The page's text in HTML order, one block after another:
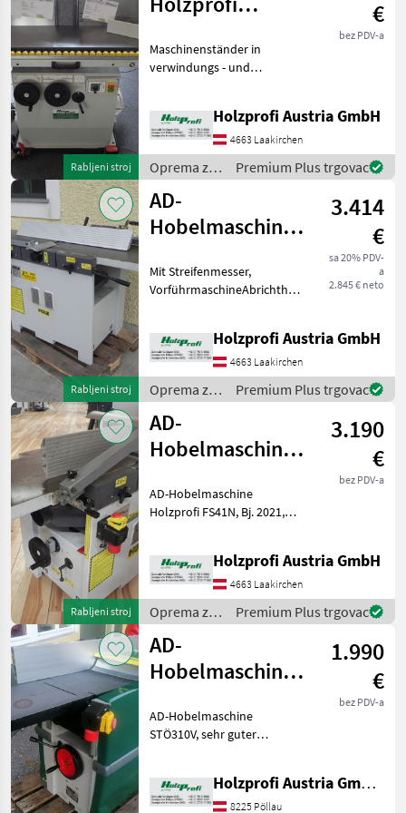
Holzprofi
Rabljeni stroj
VORFÜHR
€
bez PDV-a
Maschinenständer in
verwindungs - und
Schleifaggregat mittels
Handrad bis 45° verstellbar.
Schleifband - Oszillation m
Holzprofi Austria GmbH
4663 Laakirchen
Oprema za
šumu i
obradu
drveta /
Holzprofi
Premium Plus trgovac
Rabljeni stroj
AD-
Hobelmaschine
Vorführmaschine
3.414
€
sa 20% PDV-
a
2.845 € neto
Mit Streifenmesser,
VorführmaschineAbrichthobel:Tischabmessung
mmHobelwellendurchmesser
100 mmAnzahl
Hobelmesser 4
StückDickenhobe
Holzprofi Austria GmbH
4663 Laakirchen
Oprema za
šumu i
obradu
drveta /
Holzprofi
Premium Plus trgovac
Rabljeni stroj
AD-
Hobelmaschine
gebraucht
3.190
€
bez PDV-a
AD-Hobelmaschine
Holzprofi FS41N, Bj. 2021,
seitlichem Profianschlag, 4
kW, 1800 mm Tischlänge,
410 mm Tischbreite
Holzprofi Austria GmbH
4663 Laakirchen
Oprema za
šumu i
obradu
drveta /
Holzprofi
Premium Plus trgovac
AD-
Hobelmaschine
STÖ310V
gebraucht
1.990
€
bez PDV-a
AD-Hobelmaschine
STÖ310V, sehr guter
Tischbreite, 4 Messer, 300
kgPreisänderungen
Holzprofi Austria GmbH, Zweigstelle Stmk.
8225 Pöllau